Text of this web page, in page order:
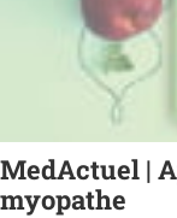
MedActuel |
myopathe